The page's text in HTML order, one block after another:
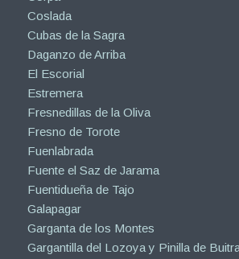
Coslada
Cubas de la Sagra
Daganzo de Arriba
El Escorial
Estremera
Fresnedillas de la Oliva
Fresno de Torote
Fuenlabrada
Fuente el Saz de Jarama
Fuentidueña de Tajo
Galapagar
Garganta de los Montes
Gargantilla del Lozoya y Pinilla de